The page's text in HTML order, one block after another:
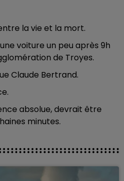
la vie et la mort.
voiture un peu après 9h
de Troyes.
Claude Bertrand.
absolue, devrait être
minutes.